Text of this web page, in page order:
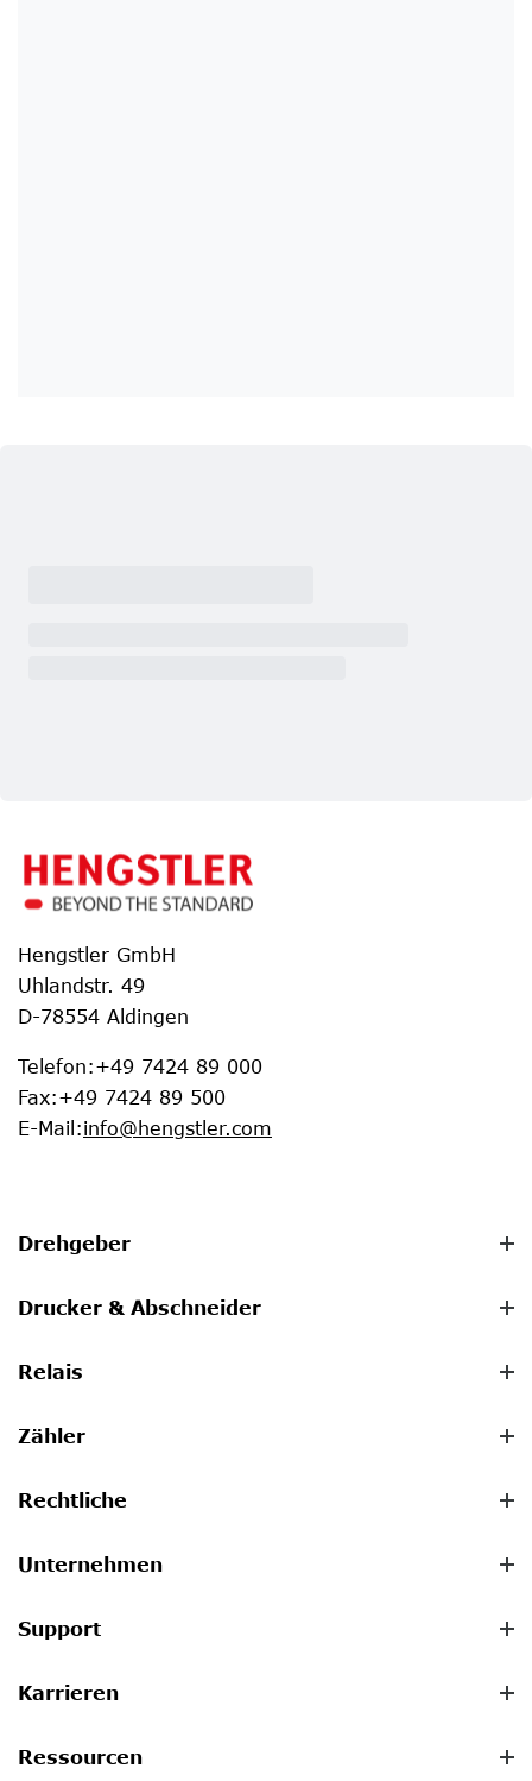
Hengstler GmbH
Uhlandstr. 49
D-78554 Aldingen
Telefon:+49 7424 89 000
Fax:+49 7424 89 500
E-Mail :info@hengstler.com
Drehgeber
Drucker & Abschneider
Relais
Zähler
Rechtliche
Unternehmen
Support
Karrieren
Ressourcen